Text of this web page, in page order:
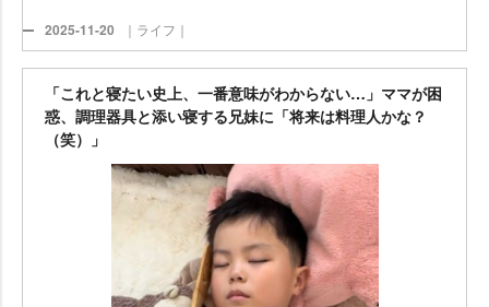
2025-11-20 ｜ライフ｜
「これと寝たい史上、一番意味がわからない…」ママが困
惑、調理器具と添い寝する兄妹に「将来は料理人かな？
（笑）」